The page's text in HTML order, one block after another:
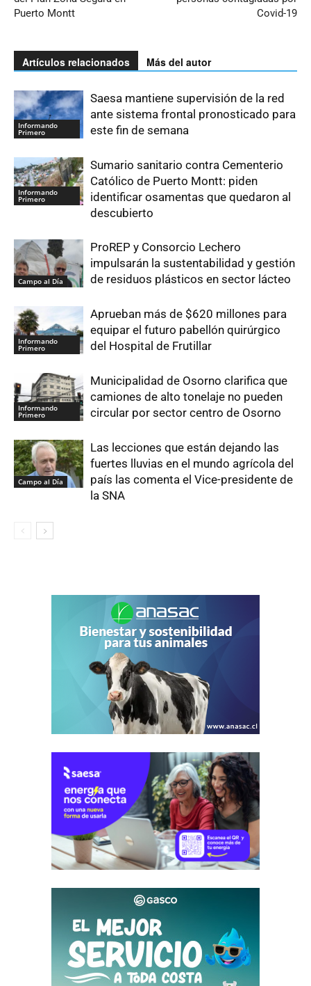
Puerto Montt
Covid-19
Artículos relacionados Más del autor
Informando
Primero
Saesa mantiene supervisión de la red
ante sistema frontal pronosticado para
este fin de semana
Informando
Primero
Sumario sanitario contra Cementerio
Católico de Puerto Montt: piden
identificar osamentas que quedaron al
descubierto
Campo al Día
ProREP y Consorcio Lechero
impulsarán la sustentabilidad y gestión
de residuos plásticos en sector lácteo
Informando
Primero
Aprueban más de $620 millones para
equipar el futuro pabellón quirúrgico
del Hospital de Frutillar
Informando
Primero
Municipalidad de Osorno clarifica que
camiones de alto tonelaje no pueden
circular por sector centro de Osorno
Campo al Día
Las lecciones que están dejando las
fuertes lluvias en el mundo agrícola del
país las comenta el Vice-presidente de
la SNA